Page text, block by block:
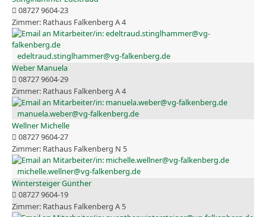
08727 9604-23
Rathaus Falkenberg A 4
edeltraud.stinglhammer@vg-falkenberg.de
Weber Manuela
08727 9604-29
Rathaus Falkenberg A 4
manuela.weber@vg-falkenberg.de
Wellner Michelle
08727 9604-27
Rathaus Falkenberg N 5
michelle.wellner@vg-falkenberg.de
Wintersteiger Günther
08727 9604-19
Rathaus Falkenberg A 5